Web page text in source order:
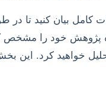
کامل بیان کنید تا
پژوهش خود را مشخص
خواهید کرد. این